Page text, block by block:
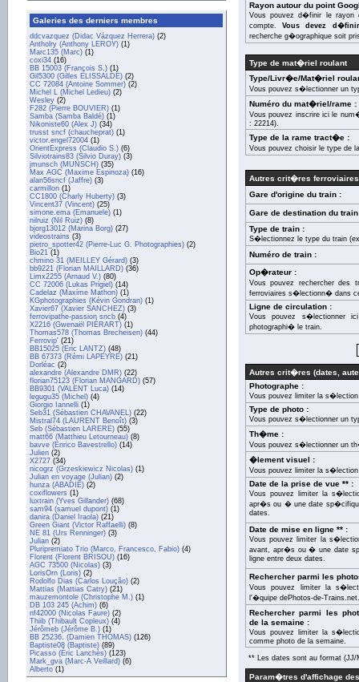
Galeries des derniers membres
ddcvazquez (Didac Vázquez Herrera) (2)
Antholry (Anthony LEROY) (1)
Marc135 (Marc) (1)
coxi34 (16)
BB 15003 (François S.) (1)
Gil5300 (Gilles ELISSALDE) (2)
CC 72084 (Antoine Sommer) (2)
Michel L (Michel Ledieu) (2)
Wesley (2)
F282 (Pierre BOUVIER) (1)
Samba (Samba Baldé) (1)
Nikoniste60 (Alex J) (34)
trusst sncf (chaucheprat) (1)
victor.engel72004 (1)
OrientExpress (Claudio S.) (6)
Silviotrains83 (Silvio Duray) (3)
jmunsch (MUNSCH) (35)
Max AGC (Maxime Espinoza) (16)
alan56sncf (Jaffre) (3)
carmillon (1)
CC1800 (Charly Huberty) (3)
Vincent37 (Vincent) (25)
simone.ema (Emanuele) (1)
nilruiz (Nil Ruiz) (8)
bjorg13012 (Marina Borg) (27)
videostrains (3)
pietro_spotter42 (Pierre-Luc G. Photographies) (2)
Bio21 (1)
chmino 31 (MEILLEY Gérard) (3)
bb9221 (Florian MAILLARD) (36)
Limx2255 (Arnaud V.) (80)
CC 72006 (Lukas Prigiel) (14)
Cadelaz (Maxime Mathon) (1)
KGphotographies (Kévin Gondran) (1)
Xavier67 (Xavier SANCHEZ) (3)
ferrovipathe-passion sncb (4)
X2216 (Gwenaël PIÉRART) (1)
Thomas578 (Thomas Brecheisen) (44)
Ferrovip' (21)
BB15025 (Eric LANTZ) (48)
BB 67373 (Rémi LAPEYRE) (21)
Dorléac (2)
alexandre (Alexandre DMR) (22)
florian75123 (Florian MANGARD) (57)
BB9301 (VALENT Luca) (14)
legugu35 (Michel) (4)
Giorgio Iannelli (1)
Seb31 (Sébastien CHAVANEL) (22)
Mistral74 (LAURENT Benoît) (3)
Seb (Sébastien LARERE) (55)
matt66 (Matthieu Letourneau) (8)
bavve (Enrico Bavestrello) (14)
Julien (2)
X2727 (34)
nicogrz (Grzeskiewicz Nicolas) (1)
Julian en voyage (Julian) (2)
hunza (ABADIE) (2)
coxiflowers (1)
luxtrain (Yves Gillander) (68)
sam94 (samuel dupont) (1)
danira (Daniel Iraola) (21)
Green Giant (Victor Raffaelli) (8)
NE 81 (Urs Renninger) (3)
Julian (2)
Pluripremiato Trio (Marco, Francesco, Fabio) (4)
Florent (Florent BRISOU) (16)
AGC 73500 (Nicolas) (3)
LorisOrn (Loris) (2)
Rodolfo Dias (Carlos Loução) (2)
Mattias (Mattias Catry) (21)
mauzemontole (Christophe M.) (1)
DB 103 245 (Achim) (6)
nf42000 (Nicolas Faure) (2)
Thiib (Thibault Copleux) (4)
Jérômeb (Jérôme B.) (1)
BB 25236. (Damien THOMAS) (126)
Baptiste08 (Baptiste) (89)
Picasso (Éric Lanchès) (123)
Mark_gva (Marc-A Veillard) (6)
Alberto (1)
Rayon autour du point
Vous pouvez d�finir le
compte.Vous devez
recherche g�ographique soit
Type de mat�riel roulant
Type/Livr�e/Mat�riel
Vous pouvez s�lectionner un
Numéro du mat�riel/rame :
Vous pouvez inscrire ici le
: 22214).
Type de la rame tract�e :
Vous pouvez choisir le type de
Autres crit�res ferroviaires
Gare d'origine du train :
Gare de destination du
Type de train :
S�lectionnez le type du train
Numéro de train :
Op�rateur :
Vous pouvez rechercher des
ferroviaires s�lectionn� dans
Ligne de circulation :
Vous pouvez
photographi� le train.
Autres crit�res (dates,
Photographe :
Vous pouvez limiter la
Type de photo :
Vous pouvez s�lectionner un
Th�me :
Vous pouvez s�lectionner un
�lement visuel :
Vous pouvez limiter la
Date de la prise de vue ** :
Vous pouvez limiter la
apr�s ou � une date
dates.
Date de mise en ligne ** :
Vous pouvez limiter la
avant, apr�s ou � une date
ligne entre deux dates.
Rechercher parmi les
Vous pouvez limiter la
l'�quipe dePhotos-de-Trains.net.
Rechercher parmi les
de la semaine :
Vous pouvez limiter la
comme photo de la semaine.
** Les dates sont au format (JJ/
Param�tres d'affichage